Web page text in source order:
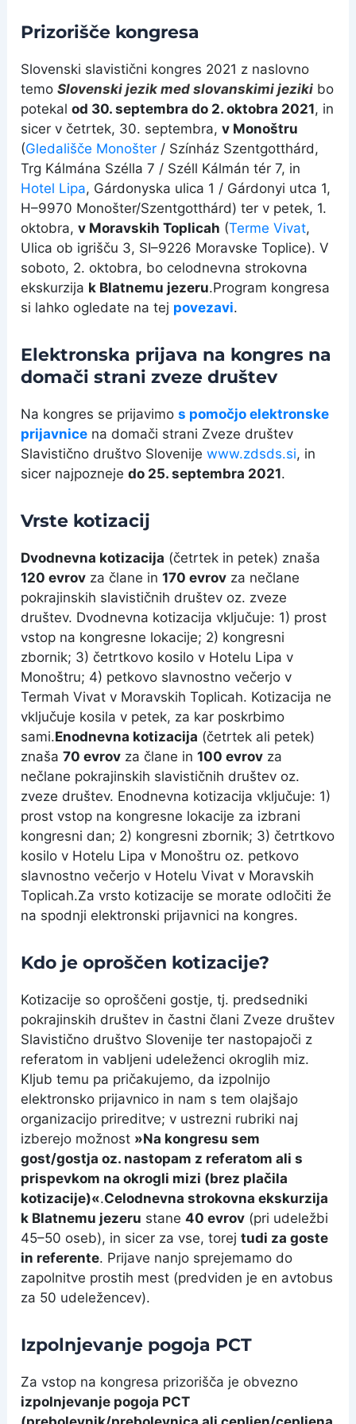
Prizorišče kongresa
Slovenski slavistični kongres 2021 z naslovno
temoSlovenski jezik med slovanskimi jeziki bo
potekalod 30. septembra do 2. oktobra 2021, in
sicer v četrtek, 30. septembra,v Monoštru
(Gledališče Monošter / Színház Szentgotthárd,
Trg Kálmána Szélla 7 / Széll Kálmán tér 7, in
Hotel Lipa, Gárdonyska ulica 1 / Gárdonyi utca 1,
H–9970 Monošter/Szentgotthárd) ter v petek, 1.
oktobra,v Moravskih Toplicah (Terme Vivat,
Ulica ob igrišču 3, SI–9226 Moravske Toplice). V
soboto, 2. oktobra, bo celodnevna strokovna
ekskurzija k Blatnemu jezeru.Program kongresa
si lahko ogledate na tej povezavi.
Elektronska prijava na kongres na
domači strani zveze društev
Na kongres se prijavimos pomočjo elektronske
prijavnice na domači strani Zveze društev
Slavistično društvo Slovenijewww.zdsds.si, in
sicer najpoznejedo 25. septembra 2021.
Vrste kotizacij
Dvodnevna kotizacija (četrtek in petek) znaša
120 evrov za člane in170 evrov za nečlane
pokrajinskih slavističnih društev oz. zveze
društev. Dvodnevna kotizacija vključuje: 1) prost
vstop na kongresne lokacije; 2) kongresni
zbornik; 3) četrtkovo kosilo v Hotelu Lipa v
Monoštru; 4) petkovo slavnostno večerjo v
Termah Vivat v Moravskih Toplicah. Kotizacija ne
vključuje kosila v petek, za kar poskrbimo
sami.Enodnevna kotizacija (četrtek ali petek)
znaša70 evrov za člane in100 evrov za
nečlane pokrajinskih slavističnih društev oz.
zveze društev. Enodnevna kotizacija vključuje: 1)
prost vstop na kongresne lokacije za izbrani
kongresni dan; 2) kongresni zbornik; 3) četrtkovo
kosilo v Hotelu Lipa v Monoštru oz. petkovo
slavnostno večerjo v Hotelu Vivat v Moravskih
Toplicah.Za vrsto kotizacije se morate odločiti že
na spodnji elektronski prijavnici na kongres.
Kdo je oproščen kotizacije?
Kotizacije so oproščeni gostje, tj. predsedniki
pokrajinskih društev in častni člani Zveze društev
Slavistično društvo Slovenije ter nastopajoči z
referatom in vabljeni udeleženci okroglih miz.
Kljub temu pa pričakujemo, da izpolnijo
elektronsko prijavnico in nam s tem olajšajo
organizacijo prireditve; v ustrezni rubriki naj
izberejo možnost »Na kongresu sem
gost/gostja oz. nastopam z referatom ali s
prispevkom na okrogli mizi (brez plačila
kotizacije)«.Celodnevna strokovna ekskurzija
k Blatnemu jezeru stane40 evrov (pri udeležbi
45–50 oseb), in sicer za vse, torejtudi za goste
in referente. Prijave nanjo sprejemamo do
zapolnitve prostih mest (predviden je en avtobus
za 50 udeležencev).
Izpolnjevanje pogoja PCT
Za vstop na kongresa prizorišča je obvezno
izpolnjevanje pogoja PCT